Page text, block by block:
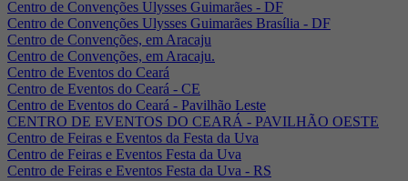
Centro de Convenções Ulysses Guimarães - DF
Centro de Convenções Ulysses Guimarães Brasília - DF
Centro de Convenções, em Aracaju
Centro de Convenções, em Aracaju.
Centro de Eventos do Ceará
Centro de Eventos do Ceará - CE
Centro de Eventos do Ceará - Pavilhão Leste
CENTRO DE EVENTOS DO CEARÁ - PAVILHÃO OESTE
Centro de Feiras e Eventos da Festa da Uva
Centro de Feiras e Eventos Festa da Uva
Centro de Feiras e Eventos Festa da Uva - RS